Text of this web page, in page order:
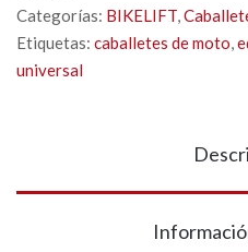
Categorías: BIKELIFT,
Etiquetas: caballetes de moto,
universal